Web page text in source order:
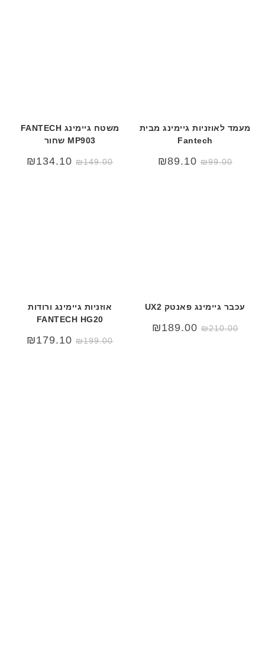
מעמד לאוזניות גיימינג מבית
Fantech
₪99.00
₪89.10
משטח גיימינג FANTECH
MP903 שחור
₪149.00
₪134.10
עכבר גיימינג פאנטק UX2
₪210.00
₪189.00
אוזניות גיימינג ורודות
FANTECH HG20
₪199.00
₪179.10